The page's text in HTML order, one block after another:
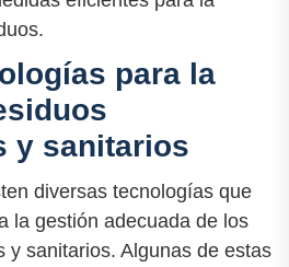
para la
y sanitarios
diversas tecnologías que
la gestión adecuada de los
y sanitarios. Algunas de estas